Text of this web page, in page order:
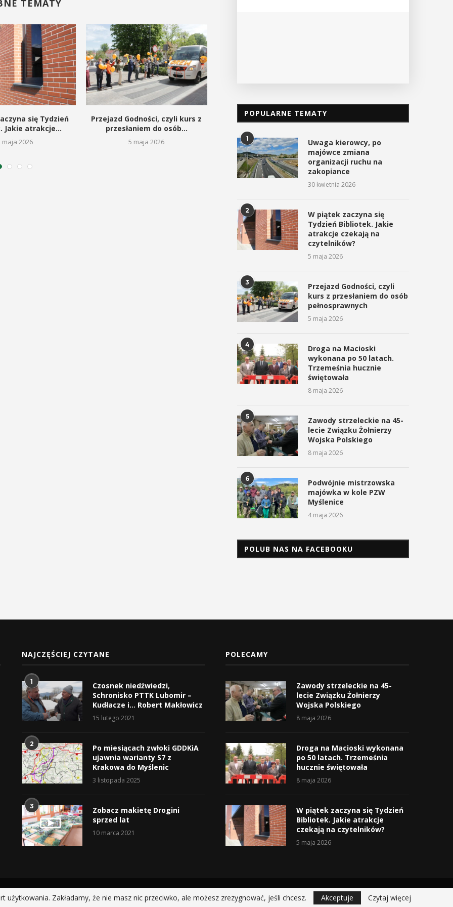
TEMATY
się Tydzień
Jakie atrakcje...
maja 2026
Przejazd Godności, czyli kurs z
przesłaniem do osób...
5 maja 2026
Strażacy mają dziś swoje święto
POPULARNE TEMATY
1
Uwaga kierowcy, po
majówce zmiana
organizacji ruchu na
zakopiance
30 kwietnia 2026
2
W piątek zaczyna się
Tydzień Bibliotek. Jakie
atrakcje czekają na
czytelników?
5 maja 2026
3
Przejazd Godności, czyli
kurs z przesłaniem do osób
pełnosprawnych
5 maja 2026
4
Droga na Macioski
wykonana po 50 latach.
Trzemeśnia hucznie
świętowała
8 maja 2026
5
Zawody strzeleckie na 45-
lecie Związku Żołnierzy
Wojska Polskiego
8 maja 2026
6
Podwójnie mistrzowska
majówka w kole PZW
Myślenice
4 maja 2026
POLUB NAS NA FACEBOOKU
NAJCZĘŚCIEJ CZYTANE
1
Czosnek niedźwiedzi,
Schronisko PTTK Lubomir –
Kudłacze i… Robert Makłowicz
15 lutego 2021
2
Po miesiącach zwłoki GDDKiA
ujawnia warianty S7 z
Krakowa do Myślenic
3 listopada 2025
3
Zobacz makietę Drogini
sprzed lat
10 marca 2021
POLECAMY
Zawody strzeleckie na 45-
lecie Związku Żołnierzy
Wojska Polskiego
8 maja 2026
Droga na Macioski wykonana
po 50 latach. Trzemeśnia
hucznie świętowała
8 maja 2026
W piątek zaczyna się Tydzień
Bibliotek. Jakie atrakcje
czekają na czytelników?
5 maja 2026
@2019 - All Right Reserved.
Zakładamy, że nie masz nic przeciwko, ale możesz zrezygnować, jeśli chcesz. Akceptuje Czytaj więcej